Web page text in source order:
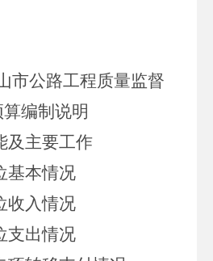
市公路工程质量监督
编制说明
及主要工作
基本情况
收入情况
支出情况